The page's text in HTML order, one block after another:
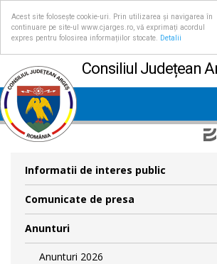
Acest site folosește cookie-uri. Prin utilizarea și navigarea în
continuare pe site-ul www.cjarges.ro, vă exprimați acordul
expres pentru folosirea informațiilor stocate.
Detalii
Consiliul Județean
Informatii de interes public
Comunicate de presa
Anunturi
Anunturi 2026